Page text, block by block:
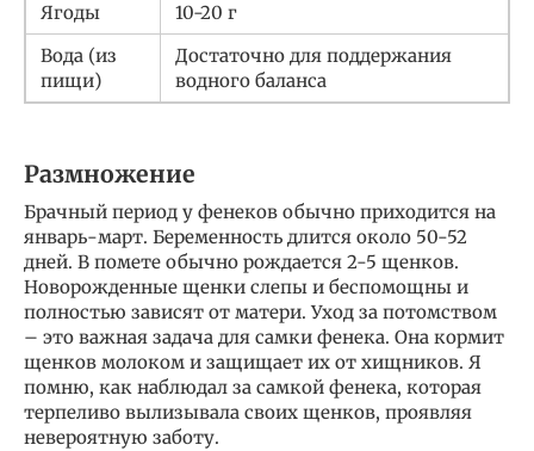
Ягоды
10-20 г
Вода (из
пищи)
Достаточно для поддержания
водного баланса
Размножение
Брачный период у фенеков обычно приходится на
январь-март. Беременность длится около 50-52
дней. В помете обычно рождается 2-5 щенков.
Новорожденные щенки слепы и беспомощны и
полностью зависят от матери. Уход за потомством
– это важная задача для самки фенека. Она кормит
щенков молоком и защищает их от хищников. Я
помню, как наблюдал за самкой фенека, которая
терпеливо вылизывала своих щенков, проявляя
невероятную заботу.